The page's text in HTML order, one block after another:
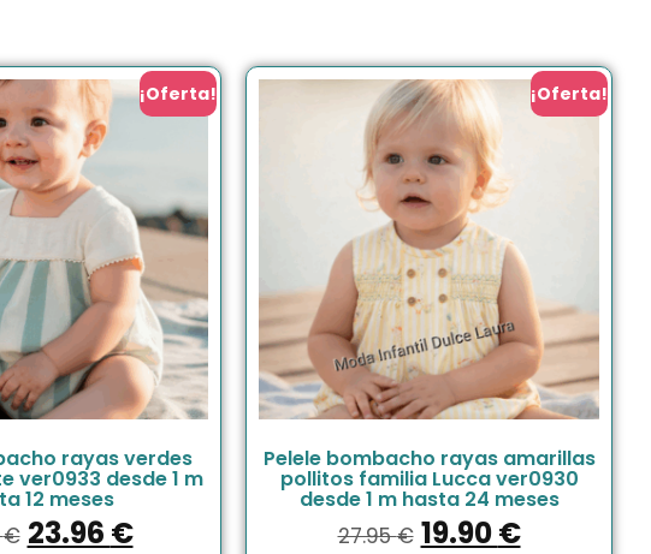
¡Oferta!
rayas verdes
ver0933 desde 1 m
12 meses
€ 23.96 €
¡Oferta!
Pelele bombacho rayas amarillas
pollitos familia Lucca ver0930
desde 1 m hasta 24 meses
27.95€ 19.90€